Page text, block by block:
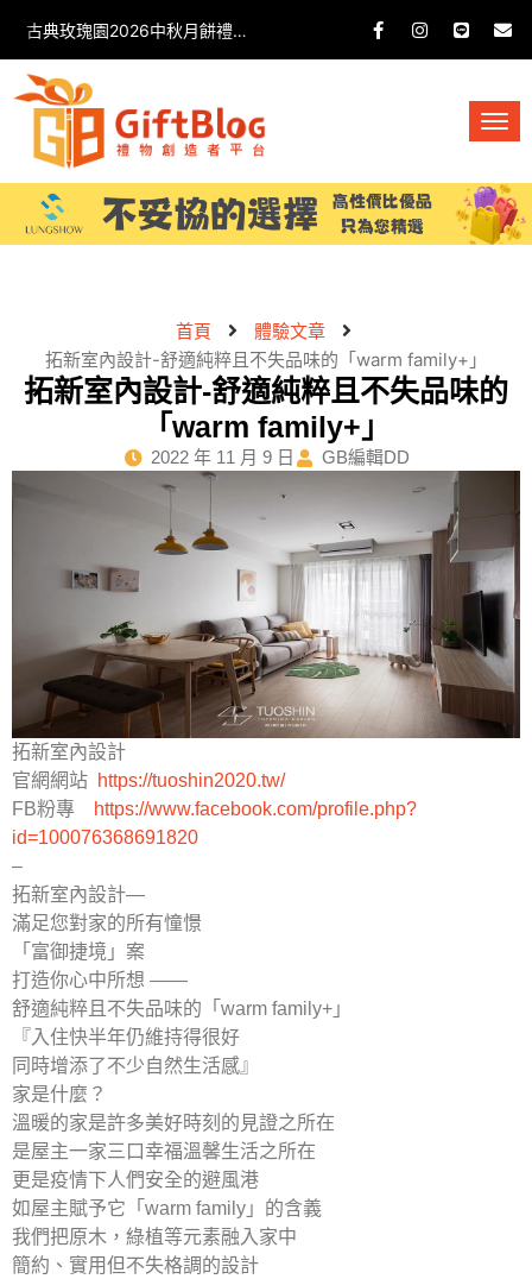
古典玫瑰園2026中秋月餅禮盒開箱分享 / 餐飲門市下午茶 體驗分享
首頁
體驗文章
拓新室內設計-舒適純粹且不失品味的「warm family+」
拓新室內設計-舒適純粹且不失品味的
「warm family+」
2022 年 11 月 9 日 GB編輯DD
拓新室內設計
官網網站 https://tuoshin2020.tw/
FB粉專
https://www.facebook.com/profile.php?
id=100076368691820
–
拓新室內設計—
滿足您對家的所有憧憬
「富御捷境」案
打造你心中所想 ——
舒適純粹且不失品味的「warm family+」
『入住快半年仍維持得很好
同時增添了不少自然生活感』
家是什麼？
溫暖的家是許多美好時刻的見證之所在
是屋主一家三口幸福溫馨生活之所在
更是疫情下人們安全的避風港
如屋主賦予它「warm family」的含義
我們把原木，綠植等元素融入家中
簡約、實用但不失格調的設計